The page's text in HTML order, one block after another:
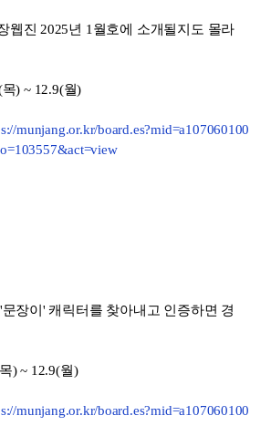
웹진 2025년 1월호에 소개될지도 몰라
목) ~ 12.9(월)
munjang.or.kr/board.es?mid=a107060100
'문장이' 캐릭터를 찾아내고 인증하면 경
) ~ 12.9(월)
munjang.or.kr/board.es?mid=a107060100